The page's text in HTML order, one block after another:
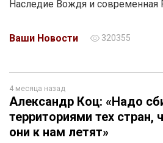
Наследие Вождя и современная
Ваши Новости 320355
4 месяца назад
Александр Коц: «Надо
территориями тех стран,
они к нам летят»